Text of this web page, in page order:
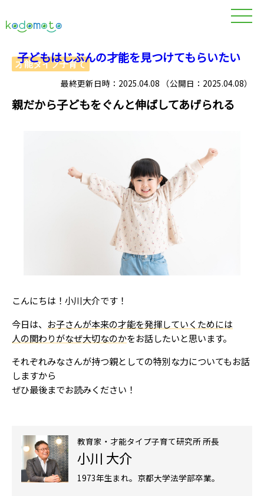
子どもはじぶんの才能を見つけてもらいたい
才能タイプ子育て
最終更新日時：2025.04.08 （公開日：2025.04.08）
親だから子どもをぐんと伸ばしてあげられる
こんにちは！小川大介です！
今日は、 お子さんが本来の才能を発揮していくためには
人の関わりがなぜ大切なのかをお話したいと思います。
それぞれみなさんが持つ親としての特別な力についてもお話
しますから
ぜひ最後までお読みください！
教育家・才能タイプ子育て研究所 所長
小川 大介
1973年生まれ。京都大学法学部卒業。